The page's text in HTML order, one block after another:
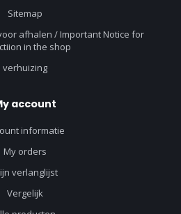
Sitemap
afhalen / Important Notice for
in the shop
verhuizing
account
informatie
My orders
verlanglijst
Vergelijk